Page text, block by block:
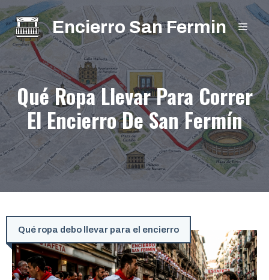
Saltar
al
contenido
Encierro San Fermin
Qué Ropa Llevar Para Correr
El Encierro De San Fermín
Qué ropa debo llevar para el encierro